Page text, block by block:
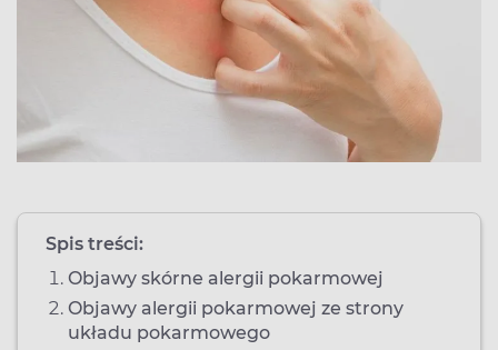
Spis treści:
Objawy skórne alergii pokarmowej
Objawy alergii pokarmowej ze strony
układu pokarmowego